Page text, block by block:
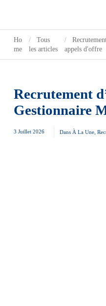
Ho
me
Tous
les articles
appels d'offre
Recrutement
Gestionnaire
3 Juillet 2026 Dans À La Une